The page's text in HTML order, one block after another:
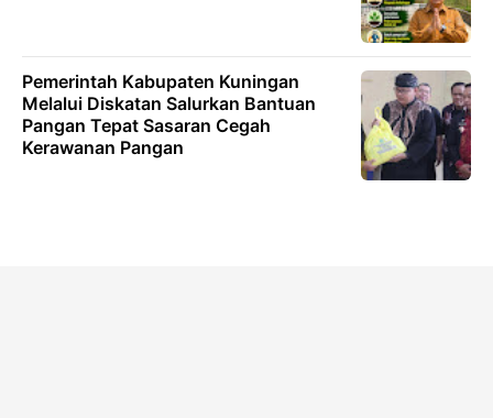
Pemerintah Kabupaten Kuningan
Melalui Diskatan Salurkan Bantuan
Pangan Tepat Sasaran Cegah
Kerawanan Pangan